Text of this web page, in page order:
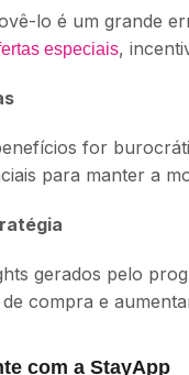
lo é um grande
especiais,
for
para manter a
gerados pelo
compra e
com a StayApp